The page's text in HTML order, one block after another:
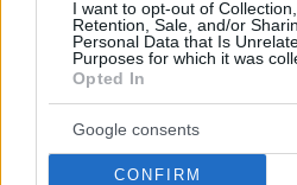
I want to opt-out of Collection,
Retention, Sale, and/or
Personal Data that Is
Purposes for which it was
Opted In
Google consents
CONFIRM